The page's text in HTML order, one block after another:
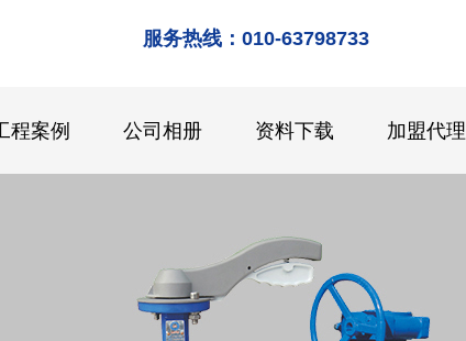
程案例 公司相册 资料下载 加盟代理
服务热线：010-63798733